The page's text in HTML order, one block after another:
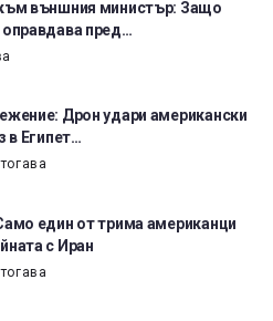
външния министър: Защо
пред…
Дрон удари американски
в Египет…
един от трима американци
с Иран